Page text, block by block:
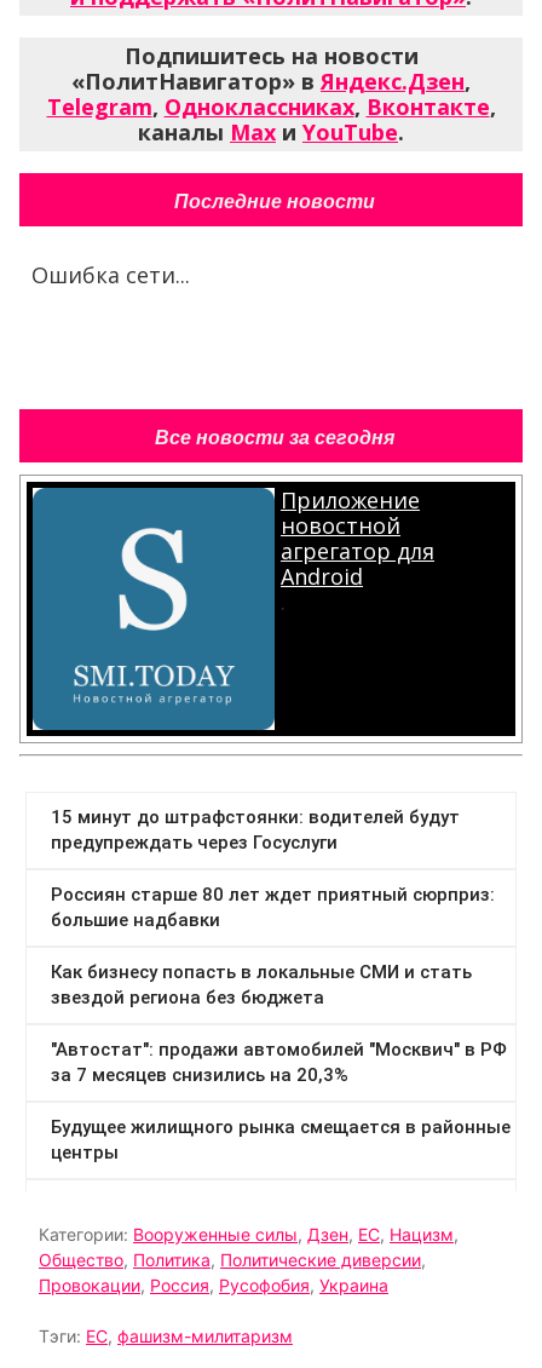
Подпишитесь на новости
«ПолитНавигатор» в Яндекс.Дзен,
Telegram, Одноклассниках, Вконтакте,
каналы Max и YouTube.
Последние новости
Ошибка сети...
Все новости за сегодня
Приложение
новостной
агрегатор для
Android
.
Категории: Вооруженные силы, Дзен, ЕС, Нацизм,
Общество, Политика, Политические диверсии,
Провокации, Россия, Русофобия, Украина
Тэги: ЕС, фашизм-милитаризм